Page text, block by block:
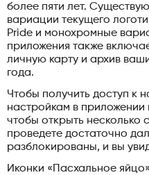
более пяти лет.
вариации текущего
Pride и монохромные
приложения также
личную карту и архив
года.
Чтобы получить доступ к
настройкам в приложении
чтобы открыть несколько
проведете достаточно
разблокированы, и вы
Иконки «Пасхальное